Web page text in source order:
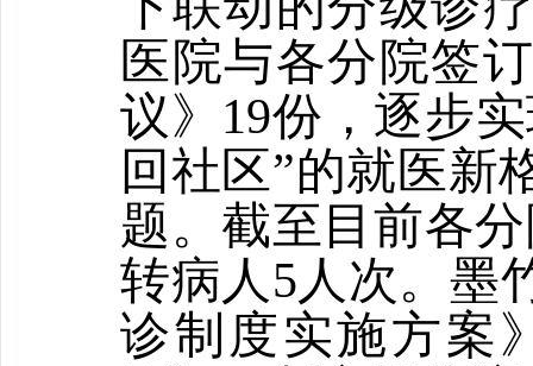
医院与各分院签
议》19份，逐步
回社区”的就医新
题。截至目前各
转病人5人次。墨
诊制度实施方案